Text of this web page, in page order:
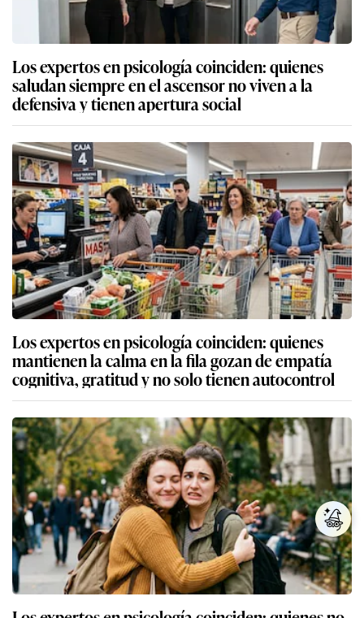
Los expertos en psicología coinciden: quienes
saludan siempre en el ascensor no viven a la
defensiva y tienen apertura social
Los expertos en psicología coinciden: quienes
mantienen la calma en la fila gozan de empatía
cognitiva, gratitud y no solo tienen autocontrol